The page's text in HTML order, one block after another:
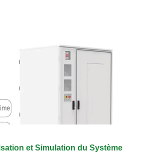
et Simulation du Système